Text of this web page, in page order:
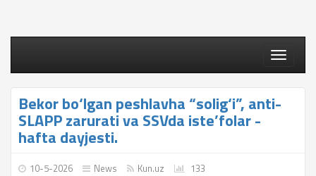
Toggle
Bekor bo‘lgan peshlavha “solig‘i”, anti-
SLAPP zarurati va SSVda iste’folar -
hafta dayjesti.
10-5-2026 News Kun.uz 133